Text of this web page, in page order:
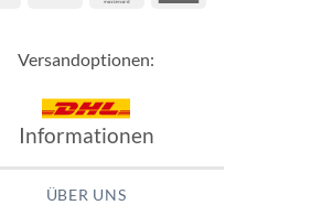
Versandoptionen:
Informationen
ÜBER UNS